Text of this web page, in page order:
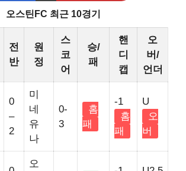
오스틴FC 최근 10경기
전
반
원
정
스
코
어
승/
패
핸
디
캡
오
버/
언더
0
–
2
미
네
유
나
0-
3
홈
패
-1
홈
패
U
오
버
오